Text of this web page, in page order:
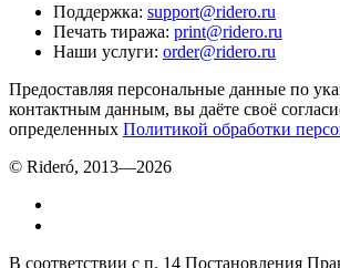
Поддержка: support@ridero.ru
Печать тиража: print@ridero.ru
Наши услуги: order@ridero.ru
Предоставляя персональные данные по
контактным данным, вы даёте своё
определенных Политикой обработки
© Rideró, 2013—2026
В соответствии с п. 14 Постановления